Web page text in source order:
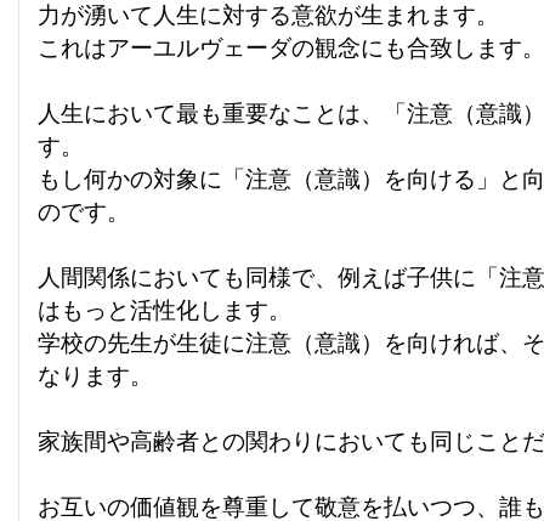
力が湧いて人生に対する意欲が生まれます。
これはアーユルヴェーダの観念にも合致します。
人生において最も重要なことは、「注意（意識
す。
もし何かの対象に「注意（意識）を向ける」と
のです。
人間関係においても同様で、例えば子供に「注
はもっと活性化します。
学校の先生が生徒に注意（意識）を向ければ、
なります。
家族間や高齢者との関わりにおいても同じこと
お互いの価値観を尊重して敬意を払いつつ、誰